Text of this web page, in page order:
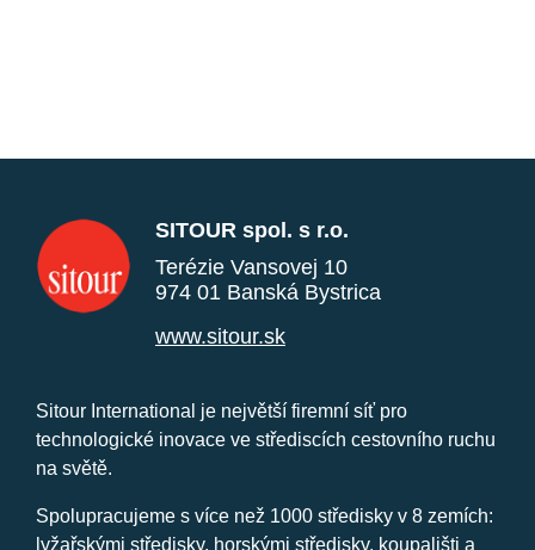
SITOUR spol. s r.o.
Terézie Vansovej 10
974 01 Banská Bystrica
www.sitour.sk
Sitour International je největší firemní síť pro
technologické inovace ve střediscích cestovního ruchu
na světě.
Spolupracujeme s více než 1000 středisky v 8 zemích:
lyžařskými středisky, horskými středisky, koupališti a